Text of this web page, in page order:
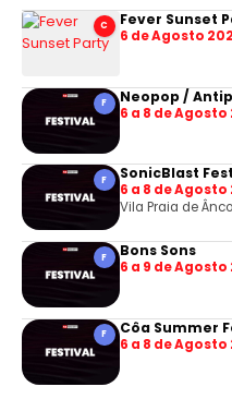
C Fever Sunset
6 de Agosto
F Neopop /
6 a 8 de Agosto
F SonicBlast Fest
6 a 8 de Agosto
Vila Praia de
F Bons Sons
6 a 9 de Agosto
F Côa Summer
6 a 8 de Agosto